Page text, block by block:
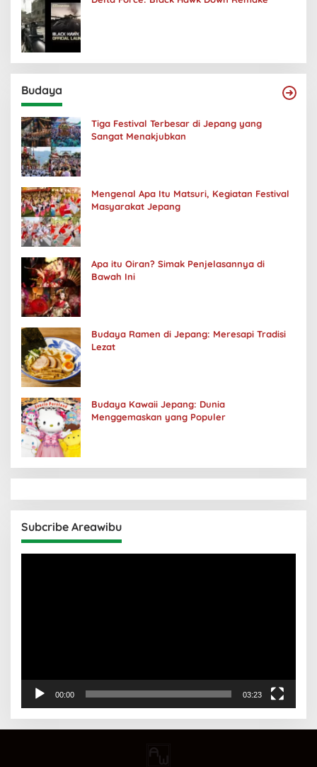
Budaya
Tiga Festival Terbesar di Jepang yang
Sangat Menakjubkan
Mengenal Apa Itu Matsuri, Kegiatan Festival
Masyarakat Jepang
Apa itu Oiran? Simak Penjelasannya di
Bawah Ini
Budaya Ramen di Jepang: Meresapi Tradisi
Lezat
Budaya Kawaii Jepang: Dunia
Menggemaskan yang Populer
Subcribe Areawibu
00:00 03:23